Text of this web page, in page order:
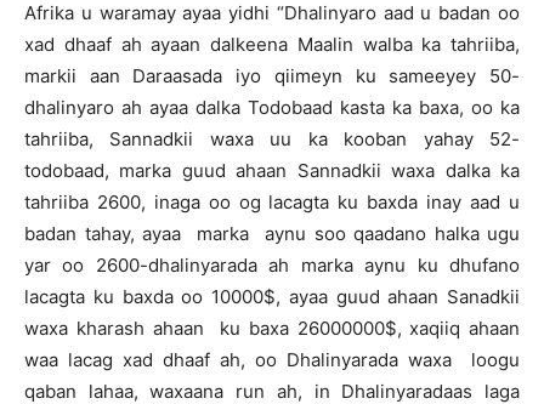
Afrika u waramay ayaa yidhi “Dhalinyaro aad u badan oo
xad dhaaf ah ayaan dalkeena Maalin walba ka tahriiba,
markii aan Daraasada iyo qiimeyn ku sameeyey 50-
dhalinyaro ah ayaa dalka Todobaad kasta ka baxa, oo ka
tahriiba, Sannadkii waxa uu ka kooban yahay 52-
todobaad, marka guud ahaan Sannadkii waxa dalka ka
tahriiba 2600, inaga oo og lacagta ku baxda inay aad u
badan tahay, ayaa marka aynu soo qaadano halka ugu
yar oo 2600-dhalinyarada ah marka aynu ku dhufano
lacagta ku baxda oo 10000$, ayaa guud ahaan Sanadkii
waxa kharash ahaan ku baxa 26000000$, xaqiiq ahaan
waa lacag xad dhaaf ah, oo Dhalinyarada waxa loogu
qaban lahaa, waxaana run ah, in Dhalinyaradaas laga